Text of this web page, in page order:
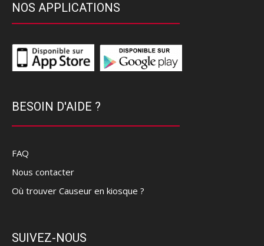
NOS APPLICATIONS
BESOIN D'AIDE ?
FAQ
Nous contacter
Où trouver Causeur en kiosque ?
SUIVEZ-NOUS